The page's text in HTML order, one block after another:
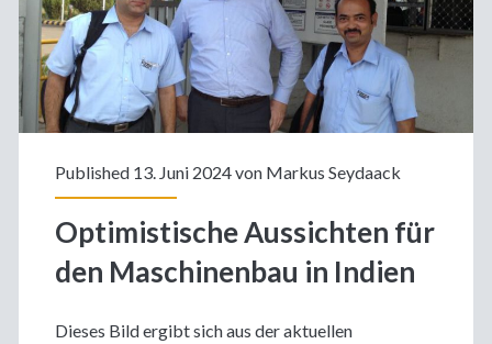
Published 13. Juni 2024 von Markus Seydaack
Optimistische Aussichten für
den Maschinenbau in Indien
Dieses Bild ergibt sich aus der aktuellen